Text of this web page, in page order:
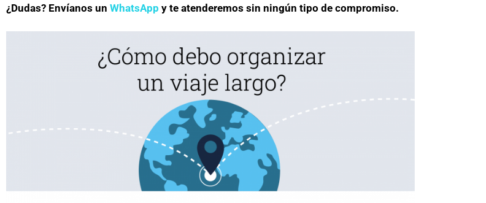
¿Dudas? Envíanos un WhatsApp y te atenderemos sin ningún tipo de compromiso.